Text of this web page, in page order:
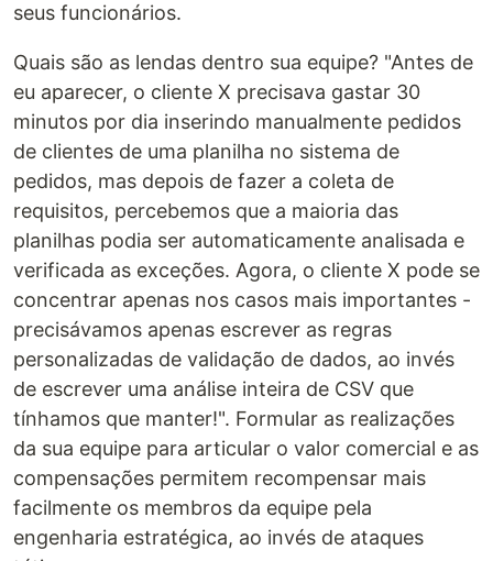
seus funcionários.
Quais são as lendas dentro sua equipe? "Antes de
eu aparecer, o cliente X precisava gastar 30
minutos por dia inserindo manualmente pedidos
de clientes de uma planilha no sistema de
pedidos, mas depois de fazer a coleta de
requisitos, percebemos que a maioria das
planilhas podia ser automaticamente analisada e
verificada as exceções. Agora, o cliente X pode se
concentrar apenas nos casos mais importantes -
precisávamos apenas escrever as regras
personalizadas de validação de dados, ao invés
de escrever uma análise inteira de CSV que
tínhamos que manter!". Formular as realizações
da sua equipe para articular o valor comercial e as
compensações permitem recompensar mais
facilmente os membros da equipe pela
engenharia estratégica, ao invés de ataques